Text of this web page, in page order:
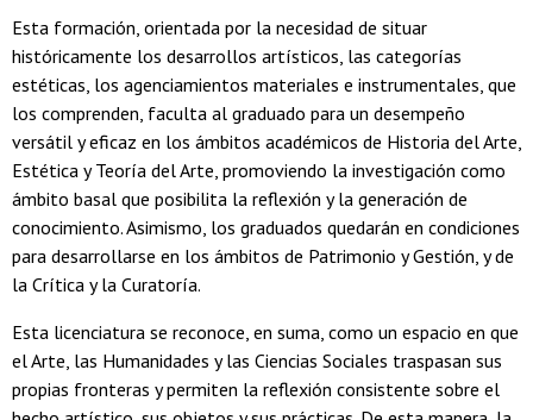
Esta formación, orientada por la necesidad de situar
históricamente los desarrollos artísticos, las categorías
estéticas, los agenciamientos materiales e instrumentales, que
los comprenden, faculta al graduado para un desempeño
versátil y eficaz en los ámbitos académicos de Historia del Arte,
Estética y Teoría del Arte, promoviendo la investigación como
ámbito basal que posibilita la reflexión y la generación de
conocimiento. Asimismo, los graduados quedarán en condiciones
para desarrollarse en los ámbitos de Patrimonio y Gestión, y de
la Crítica y la Curatoría.
Esta licenciatura se reconoce, en suma, como un espacio en que
el Arte, las Humanidades y las Ciencias Sociales traspasan sus
propias fronteras y permiten la reflexión consistente sobre el